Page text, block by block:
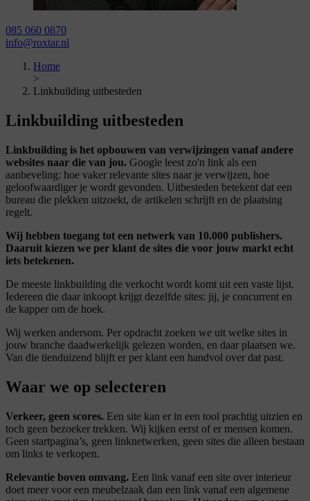
085 060 0870
info@roxtar.nl
Home
>
Linkbuilding uitbesteden
Linkbuilding uitbesteden
Linkbuilding is het opbouwen van verwijzingen vanaf andere
websites naar die van jou. Google leest zo'n link als een
aanbeveling: hoe vaker relevante sites naar je verwijzen, hoe
geloofwaardiger je wordt gevonden. Uitbesteden betekent dat een
bureau die plekken uitzoekt, de artikelen schrijft en de plaatsing
regelt.
Wij hebben toegang tot een netwerk van 10.000 publishers.
Daaruit kiezen we per klant de sites die voor jouw markt echt
iets betekenen.
De meeste linkbuilding die verkocht wordt komt uit een vaste lijst.
Iedereen die daar inkoopt krijgt dezelfde sites: jij, je concurrent en
de kapper om de hoek.
Wij werken andersom. Per opdracht zoeken we uit welke sites in
jouw branche daadwerkelijk gelezen worden, en daar plaatsen we.
Van die tienduizend blijft er per klant een handvol over dat past.
Waar we op selecteren
Verkeer, geen scores. Een site kan er in een tool prachtig uitzien en
toch geen bezoeker trekken. Wij kijken eerst of er mensen komen.
Geen startpagina’s, geen linknetwerken, geen sites die alleen bestaan
om links te verkopen.
Relevantie boven omvang. Een link vanaf een site over interieur
doet meer voor een meubelzaak dan een link vanaf een algemene